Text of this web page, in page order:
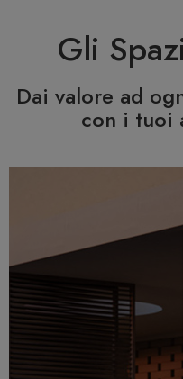
Gli
Dai valore ad
con i tuoi